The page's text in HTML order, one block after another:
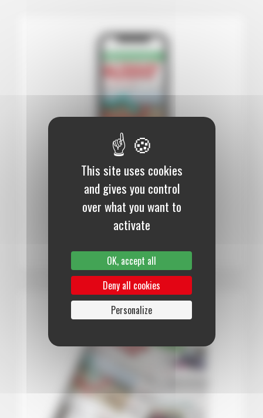
12 mois :99,00 €
Numérique
S’abonner au journal
This site uses cookies
and gives you control
over what you want to
activate
OK, accept all
Deny all cookies
Personalize